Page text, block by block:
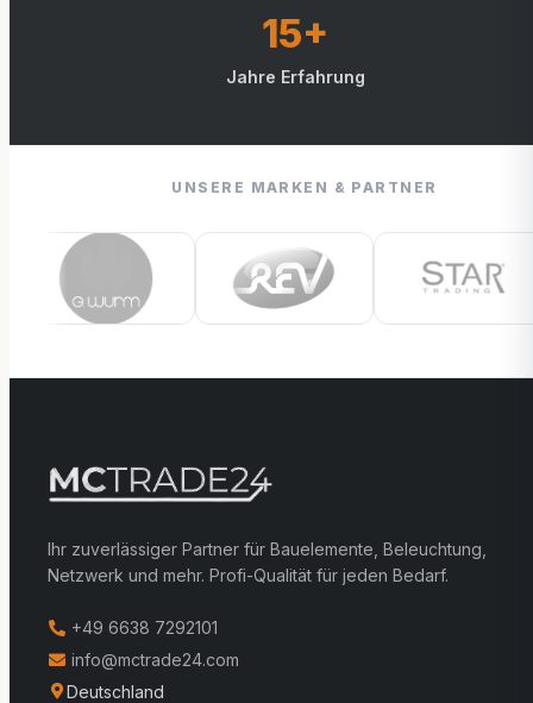
15+
Jahre Erfahrung
UNSERE MARKEN & PARTNER
Ihr zuverlässiger Partner für Bauelemente, Beleuchtung,
Netzwerk und mehr. Profi-Qualität für jeden Bedarf.
+49 6638 7292101
info@mctrade24.com
Deutschland